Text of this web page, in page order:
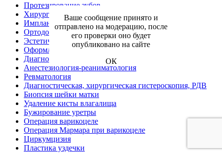
Протезирование зубов
Хирургическая стоматология
Имплантология
Ортодонтия
Эстетическая стоматология
Оформление больничного листа
Диагностика
Анестезиология-реаниматология
Ревматология
Диагностическая, хирургическая гистероскопия, РДВ
Биопсия шейки матки
Удаление кисты влагалища
Бужирование уретры
Операция варикоцеле
Операция Мармара при варикоцеле
Циркумцизия
Пластика уздечки
Ваше сообщение принято и
отправлено на модерацию, после
его проверки оно будет
опубликовано на сайте
ОК